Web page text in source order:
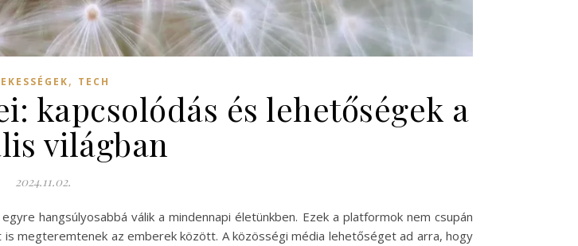
, TECH
kapcsolódás és lehetőségek a
világban
2024.11.02.
hangsúlyosabbá válik a mindennapi életünkben. Ezek a platformok nem csupán
megteremtenek az emberek között. A közösségi média lehetőséget ad arra, hogy